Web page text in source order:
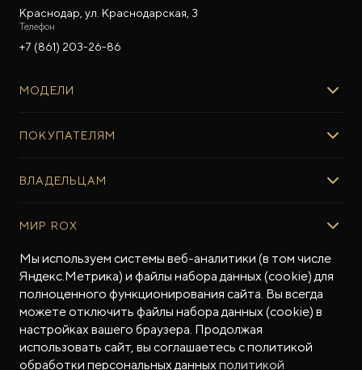
Краснодар, ул. Краснодарская, 3
Телефон
+7 (861) 203-26-86
МОДЕЛИ
ROX ADAMAS
ПОКУПАТЕЛЯМ
Авто в наличии
Тест-драйв
Специальные предложения
ФИНАНСЫ И УСЛУГИ
Финансовые программы
Рассчитать кредит
Трейд-ин
Калькулятор трейд-ин
ВЛАДЕЛЬЦАМ
Сервис ROX
Регламент ТО
Программное обеспечение
ПОДДЕРЖКА
Гарантия производителя
Контракт гарантийной поддержки
Помощь на дорогах
МИР ROX
О БРЕНДЕ
Бренд ROX
Дизайн Pininfarina
СМИ о нас
Истории владельцев
МЫ В СОЦСЕТЯХ
Мы используем системы веб-аналитики (в том числе
Яндекс.Метрика) и файлы набора данных (cookie) для
полноценного функционирования сайта. Вы всегда
можете отключить файлы набора данных (cookie) в
настройках вашего браузера. Продолжая
использовать сайт, вы соглашаетесь с политикой
обработки персональных данныхполитикой